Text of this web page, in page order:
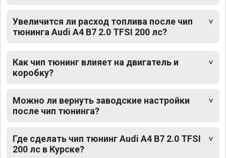
Увеличится ли расход топлива после чип
тюнинга Audi A4 B7 2.0 TFSI 200 лс?
Как чип тюнинг влияет на двигатель и
коробку?
Можно ли вернуть заводские настройки
после чип тюнинга?
Где сделать чип тюнинг Audi A4 B7 2.0 TFSI
200 лс в Курске?